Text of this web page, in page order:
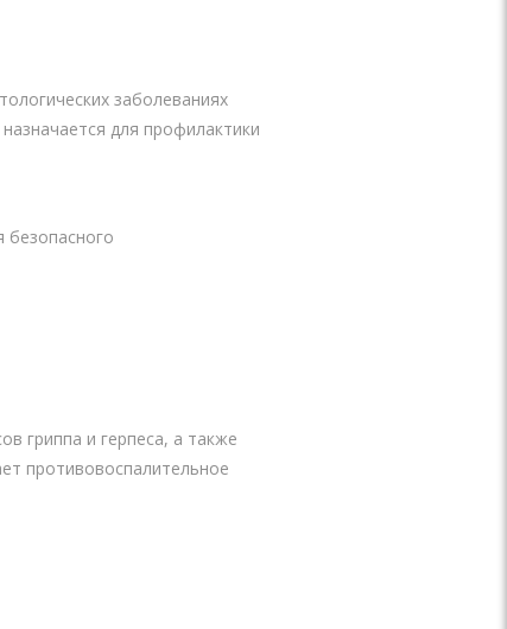
заболеваниях
для профилактики
гриппа и герпеса, а также
противовоспалительное